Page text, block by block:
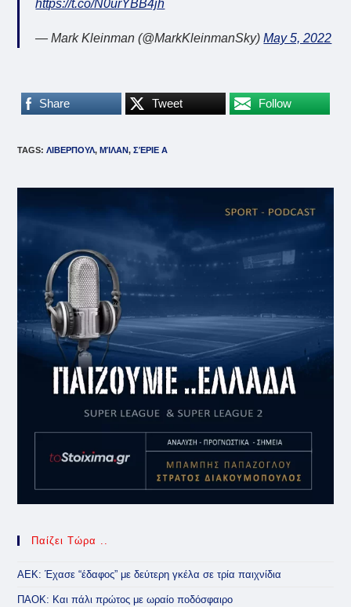
https://t.co/N0urYBB4jh
— Mark Kleinman (@MarkKleinmanSky)May 5, 2022
Share Tweet Follow
TAGS:ΛΙΒΕΡΠΟΥΛ, ΜΊΛΑΝ, ΣΈΡΙΕ Α
Παίζει Τώρα ..
ΑΕΚ: Έχασε “έδαφος” με δεύτερη γκέλα σε τρία παιχνίδια
ΠΑΟΚ: Και πάλι πρώτος με ωραίο ποδόσφαιρο